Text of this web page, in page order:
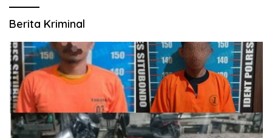
Berita Kriminal